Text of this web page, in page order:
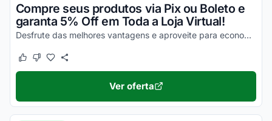
Compre seus produtos via Pix ou Boleto e
garanta 5% Off em Toda a Loja Virtual!
Desfrute das melhores vantagens e aproveite para economizar agora mesmo!
Este cupom funcionou
Este cupom não funcionou
Ver oferta